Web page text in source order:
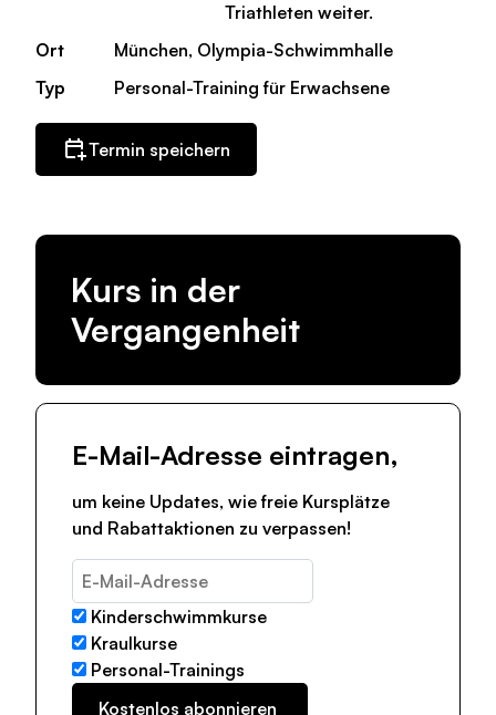
Triathleten weiter.
Ort
München, Olympia-Schwimmhalle
Typ
Personal-Training für Erwachsene
Termin speichern
Kurs in der
Vergangenheit
E-Mail-Adresse eintragen,
um keine Updates, wie freie Kursplätze
und Rabattaktionen zu verpassen!
Kinderschwimmkurse
Kraulkurse
Personal-Trainings